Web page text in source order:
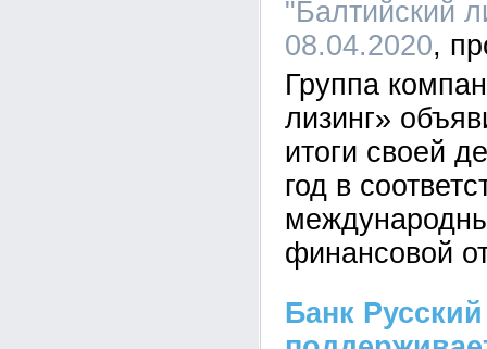
"Балтийский
08.04.2020
Группа
лизинг»
итоги своей
год в
финансовой
Банк